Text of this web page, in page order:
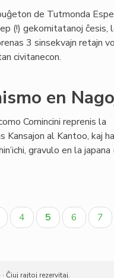
de Tutmonda
(!) gekomitatanoj ĉesis,
3 sinsekvajn retajn
civitanecon.
en
Comincini reprenis la
Kansajon al Kantoo, kaj
gravulo en la
Paĝo
4
Aktuala
paĝo
5 Paĝo
6 7
Ĉiuj rajtoj rezervitaj.